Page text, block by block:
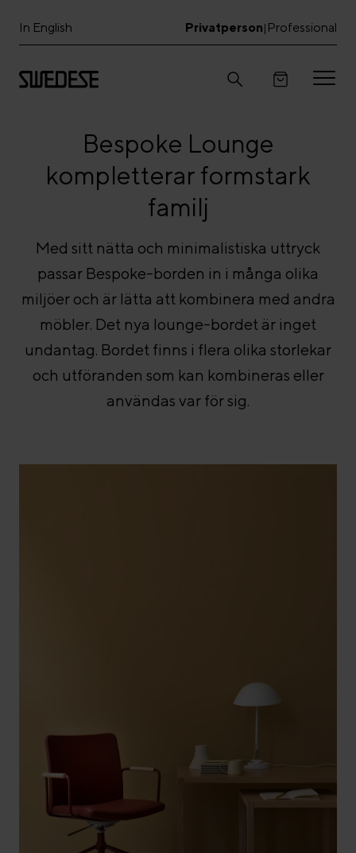
In English Privatperson| Professional
Bespoke Lounge
kompletterar formstark
familj
Med sitt nätta och minimalistiska uttryck
passar Bespoke-borden in i många olika
miljöer och är lätta att kombinera med andra
möbler. Det nya lounge-bordet är inget
undantag. Bordet finns i flera olika storlekar
och utföranden som kan kombineras eller
användas var för sig.